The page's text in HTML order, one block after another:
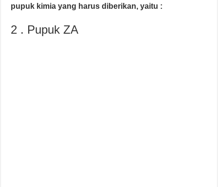
pupuk kimia yang harus diberikan, yaitu :
2 . Pupuk ZA